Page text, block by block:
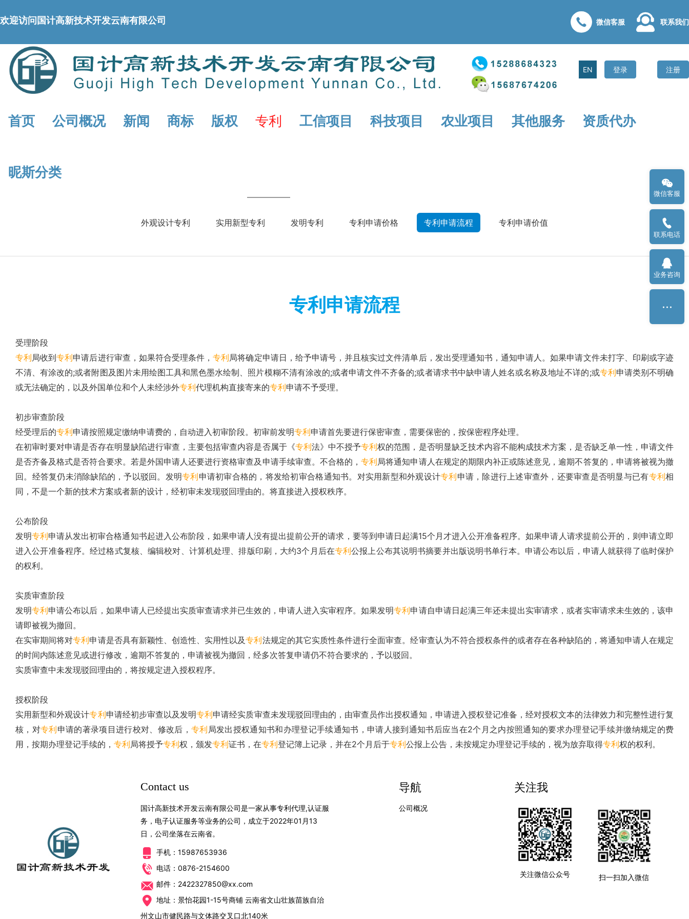
欢迎访问国计高新技术开发云南有限公司 微信客服 联系我们
登录 注册
EN
首页 公司概况 新闻 商标 版权 专利 工信项目 科技项目 农业项目 其他服务 资质代办
昵斯分类
外观设计专利 实用新型专利 发明专利 专利申请价格 专利申请流程 专利申请价值
专利申请流程
受理阶段
专利局收到专利申请后进行审查，如果符合受理条件，专利局将确定申请日，给予申请号，并且核实过文件清单后，发出受理通知书，通知申请人。如果申请文件未打字、印刷或字迹
不清、有涂改的;或者附图及图片未用绘图工具和黑色墨水绘制、照片模糊不清有涂改的;或者申请文件不齐备的;或者请求书中缺申请人姓名或名称及地址不详的;或专利申请类别不明确
或无法确定的，以及外国单位和个人未经涉外专利代理机构直接寄来的专利申请不予受理。
初步审查阶段
经受理后的专利申请按照规定缴纳申请费的，自动进入初审阶段。初审前发明专利申请首先要进行保密审查，需要保密的，按保密程序处理。
在初审时要对申请是否存在明显缺陷进行审查，主要包括审查内容是否属于《专利法》中不授予专利权的范围，是否明显缺乏技术内容不能构成技术方案，是否缺乏单一性，申请文件
是否齐备及格式是否符合要求。若是外国申请人还要进行资格审查及申请手续审查。不合格的，专利局将通知申请人在规定的期限内补正或陈述意见，逾期不答复的，申请将被视为撤
回。经答复仍未消除缺陷的，予以驳回。发明专利申请初审合格的，将发给初审合格通知书。对实用新型和外观设计专利申请，除进行上述审查外，还要审查是否明显与已有专利相
同，不是一个新的技术方案或者新的设计，经初审未发现驳回理由的。将直接进入授权秩序。
公布阶段
发明专利申请从发出初审合格通知书起进入公布阶段，如果申请人没有提出提前公开的请求，要等到申请日起满15个月才进入公开准备程序。如果申请人请求提前公开的，则申请立即
进入公开准备程序。经过格式复核、编辑校对、计算机处理、排版印刷，大约3个月后在专利公报上公布其说明书摘要并出版说明书单行本。申请公布以后，申请人就获得了临时保护
的权利。
实质审查阶段
发明专利申请公布以后，如果申请人已经提出实质审查请求并已生效的，申请人进入实审程序。如果发明专利申请自申请日起满三年还未提出实审请求，或者实审请求未生效的，该申
请即被视为撤回。
在实审期间将对专利申请是否具有新颖性、创造性、实用性以及专利法规定的其它实质性条件进行全面审查。经审查认为不符合授权条件的或者存在各种缺陷的，将通知申请人在规定
的时间内陈述意见或进行修改，逾期不答复的，申请被视为撤回，经多次答复申请仍不符合要求的，予以驳回。
实质审查中未发现驳回理由的，将按规定进入授权程序。
授权阶段
实用新型和外观设计专利申请经初步审查以及发明专利申请经实质审查未发现驳回理由的，由审查员作出授权通知，申请进入授权登记准备，经对授权文本的法律效力和完整性进行复
核，对专利申请的著录项目进行校对、修改后，专利 局发出授权通知书和办理登记手续通知书，申请人接到通知书后应当在2个月之内按照通知的要求办理登记手续并缴纳规定的费
用，按期办理登记手续的， 专利局将授予专利权，颁发专利证书，在专利登记簿上记录，并在2个月后于专利公报上公告，未按规定办理登记手续的，视为放弃取得专利权的权利。
Contact us
国计高新技术开发云南有限公司是一家从事专利代理,认证服
务，电子认证服务等业务的公司，成立于2022年01月13
日，公司坐落在云南省。
手机：15987653936
电话：0876-2154600
邮件：2422327850@xx.com
地址：景怡花园1-15号商铺 云南省文山壮族苗族自治
州文山市健民路与文体路交叉口北140米
导航
公司概况
关注我
关注微信公众号 扫一扫加入微信
微信客服
联系电话
业务咨询